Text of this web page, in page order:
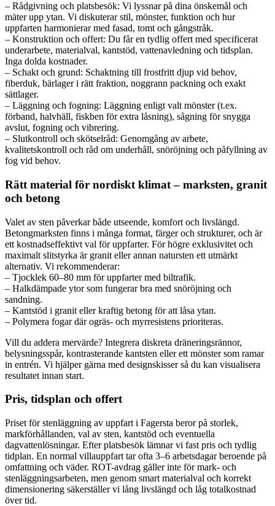
– Rådgivning och platsbesök: Vi lyssnar på dina önskemål och
mäter upp ytan. Vi diskuterar stil, mönster, funktion och hur
uppfarten harmonierar med fasad, tomt och gångstråk.
– Konstruktion och offert: Du får en tydlig offert med specificerat
underarbete, materialval, kantstöd, vattenavledning och tidsplan.
Inga dolda kostnader.
– Schakt och grund: Schaktning till frostfritt djup vid behov,
fiberduk, bärlager i rätt fraktion, noggrann packning och exakt
sättlager.
– Läggning och fogning: Läggning enligt valt mönster (t.ex.
förband, halvhäll, fiskben för extra låsning), sågning för snygga
avslut, fogning och vibrering.
– Slutkontroll och skötselråd: Genomgång av arbete,
kvalitetskontroll och råd om underhåll, snöröjning och påfyllning av
fog vid behov.
Rätt material för nordiskt klimat – marksten, granit
och betong
Valet av sten påverkar både utseende, komfort och livslängd.
Betongmarksten finns i många format, färger och strukturer, och är
ett kostnadseffektivt val för uppfarter. För högre exklusivitet och
maximalt slitstyrka är granit eller annan natursten ett utmärkt
alternativ. Vi rekommenderar:
– Tjocklek 60–80 mm för uppfarter med biltrafik.
– Halkdämpade ytor som fungerar bra med snöröjning och
sandning.
– Kantstöd i granit eller kraftig betong för att låsa ytan.
– Polymera fogar där ogräs- och myrresistens prioriteras.
Vill du addera mervärde? Integrera diskreta dräneringsrännor,
belysningsspår, kontrasterande kantsten eller ett mönster som ramar
in entrén. Vi hjälper gärna med designskisser så du kan visualisera
resultatet innan start.
Pris, tidsplan och offert
Priset för stenläggning av uppfart i Fagersta beror på storlek,
markförhållanden, val av sten, kantstöd och eventuella
dagvattenlösningar. Efter platsbesök lämnar vi fast pris och tydlig
tidplan. En normal villauppfart tar ofta 3–6 arbetsdagar beroende på
omfattning och väder. ROT-avdrag gäller inte för mark- och
stenläggningsarbeten, men genom smart materialval och korrekt
dimensionering säkerställer vi lång livslängd och låg totalkostnad
över tid.